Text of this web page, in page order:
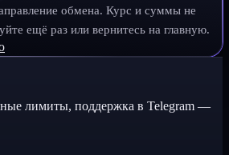
обмена. Курс и суммы не
ещё раз или вернитесь на главную.
лимиты, поддержка в Telegram —